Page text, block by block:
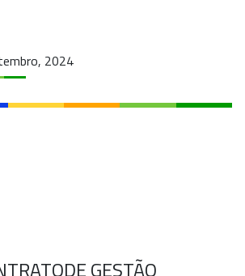
2024
DE GESTÃO